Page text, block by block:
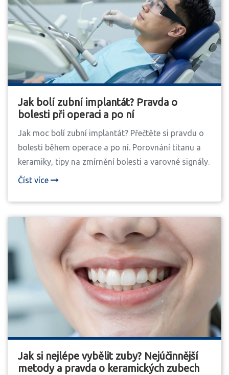
Jak bolí zubní implantát? Pravda o
bolesti při operaci a po ní
Jak moc bolí zubní implantát? Přečtěte si pravdu o
bolesti během operace a po ní. Porovnání titanu a
keramiky, tipy na zmírnění bolesti a varovné signály.
Číst více
Jak si nejlépe vybělit zuby? Nejúčinnější
metody a pravda o keramických zubech